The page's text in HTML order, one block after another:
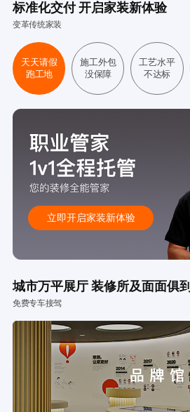
标准化交付 开启家装新体验
变革传统家装
天天请假
跑工地
施工外包
没保障
工艺水平
不达标
立即开启家装新体验
城市万平展厅 装修所及面面俱到
免费专车接驾